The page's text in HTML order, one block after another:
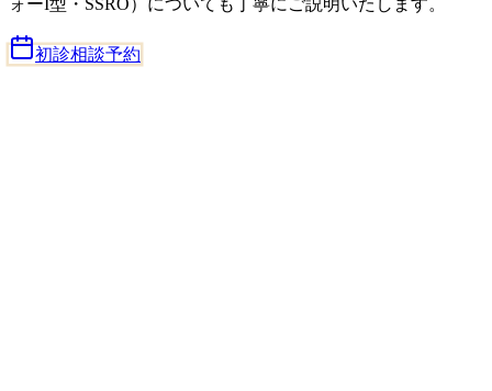
ォーI型・SSRO）についても丁寧にご説明いたします。
初診相談予約